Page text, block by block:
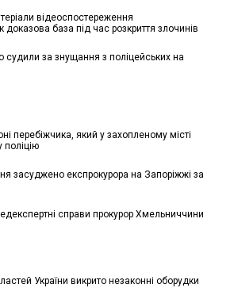
відеоспостереження
доказова база під час розкриття злочинів
судили за знущання з поліцейських на
перебіжчика, який у захопленому місті
поліцію
засуджено експрокурора на Запоріжжі за
справи прокурор Хмельниччини
України викрито незаконні оборудки